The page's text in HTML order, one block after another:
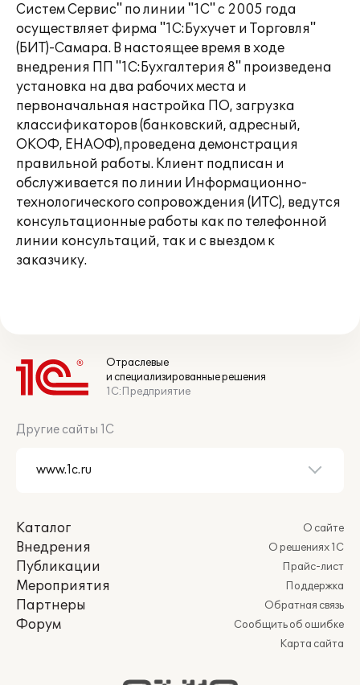
Систем Сервис" по линии "1С" с 2005 года
осуществляет фирма "1С:Бухучет и Торговля"
(БИТ)-Самара. В настоящее время в ходе
внедрения ПП "1С:Бухгалтерия 8" произведена
установка на два рабочих места и
первоначальная настройка ПО, загрузка
классификаторов (банковский, адресный,
ОКОФ, ЕНАОФ),проведена демонстрация
правильной работы. Клиент подписан и
обслуживается по линии Информационно-
технологического сопровождения (ИТС), ведутся
консультационные работы как по телефонной
линии консультаций, так и с выездом к
заказчику.
Отраслевые
и специализированные решения
1С:Предприятие
Другие сайты 1С
Каталог
Внедрения
Публикации
Мероприятия
Партнеры
Форум
О сайте
О решениях 1С
Прайс-лист
Поддержка
Обратная связь
Сообщить об ошибке
Карта сайта